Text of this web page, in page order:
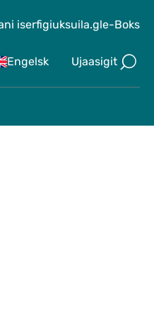
Engelsk Ujaasigit
iserfigiuksuila.gle-Boks